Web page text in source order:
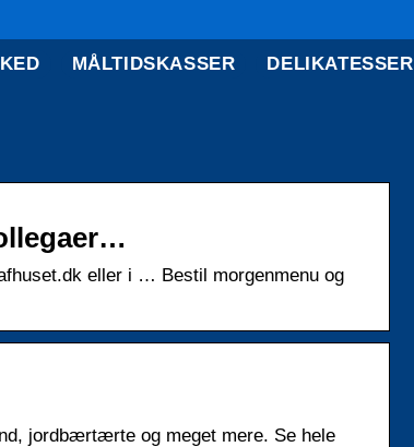
MÅLTIDSKASSER DELIKATESSER
eller i … Bestil morgenmenu og
jordbærtærte og meget mere. Se hele